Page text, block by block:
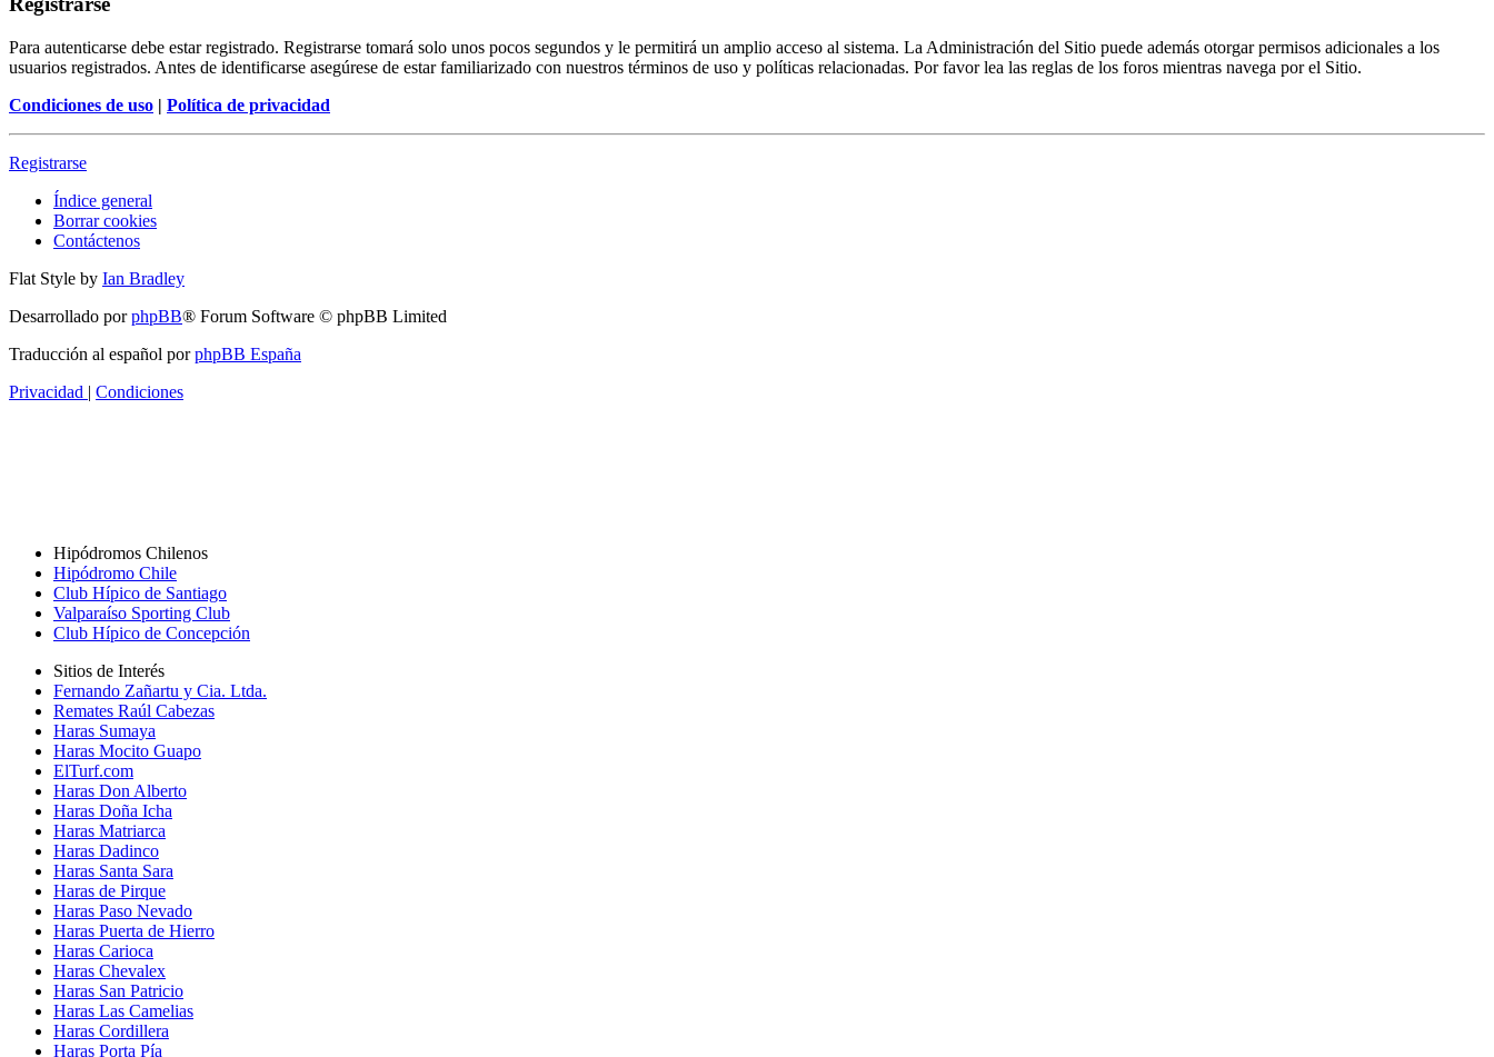
Para autenticarse debe estar registrado. Registrarse tomará solo unos pocos segundos y le permitirá un amplio acceso al sistema. La Administración del Sitio puede además otorgar permisos adicionales a los
usuarios registrados. Antes de identificarse asegúrese de estar familiarizado con nuestros términos de uso y políticas relacionadas. Por favor lea las reglas de los foros mientras navega por el Sitio.
Condiciones de uso | Política de privacidad
Registrarse
Índice general
Borrar cookies
Contáctenos
Flat Style by Ian Bradley
Desarrollado porphpBB® Forum Software © phpBB Limited
Traducción al español porphpBB España
Privacidad | Condiciones
Hipódromos Chilenos
Hipódromo Chile
Club Hípico de Santiago
Valparaíso Sporting Club
Club Hípico de Concepción
Sitios de Interés
Fernando Zañartu y Cia. Ltda.
Remates Raúl Cabezas
Haras Sumaya
Haras Mocito Guapo
ElTurf.com
Haras Don Alberto
Haras Doña Icha
Haras Matriarca
Haras Dadinco
Haras Santa Sara
Haras de Pirque
Haras Paso Nevado
Haras Puerta de Hierro
Haras Carioca
Haras Chevalex
Haras San Patricio
Haras Las Camelias
Haras Cordillera
Haras Porta Pía